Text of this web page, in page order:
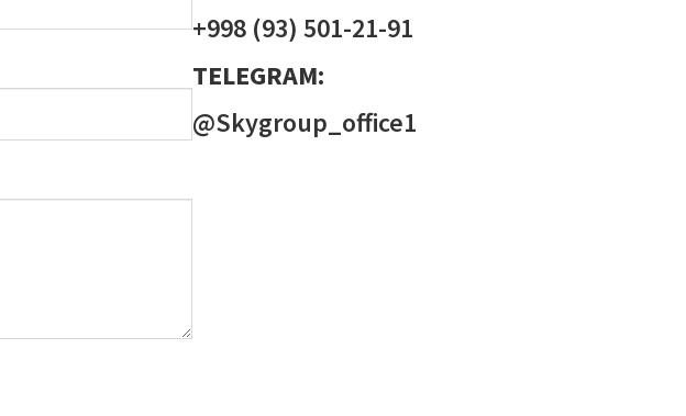
+998 (93) 501-21-91
TELEGRAM:
@Skygroup_office1